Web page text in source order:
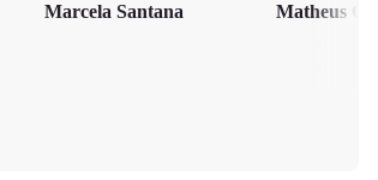
Marcela Santana Matheus